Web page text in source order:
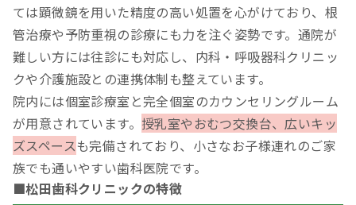
ては顕微鏡を用いた精度の高い処置を心がけており、根
管治療や予防重視の診療にも力を注ぐ姿勢です。通院が
難しい方には往診にも対応し、内科・呼吸器科クリニッ
クや介護施設との連携体制も整えています。
院内には個室診療室と完全個室のカウンセリングルーム
が用意されています。 授乳室やおむつ交換台、広いキッ
ズスペースも完備されており、小さなお子様連れのご家
族でも通いやすい歯科医院です。
■松田歯科クリニックの特徴